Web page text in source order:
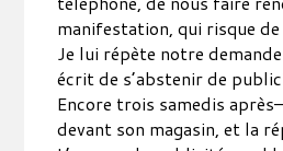
manifestation, qui risque
Je lui répète notre
écrit de s’abstenir de
Encore trois samedis
devant son magasin, et la